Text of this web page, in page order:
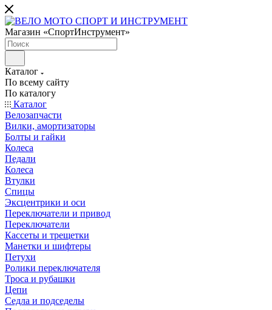
Магазин «СпортИнструмент»
Каталог
По всему сайту
По каталогу
Каталог
Велозапчасти
Вилки, амортизаторы
Болты и гайки
Колеса
Педали
Колеса
Втулки
Спицы
Эксцентрики и оси
Переключатели и привод
Переключатели
Кассеты и трещетки
Манетки и шифтеры
Петухи
Ролики переключателя
Троса и рубашки
Цепи
Седла и подседелы